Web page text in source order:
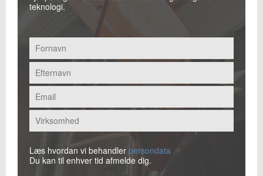
teknologi.
Læs hvordan vi behandler persondata
Du kan til enhver tid afmelde dig.